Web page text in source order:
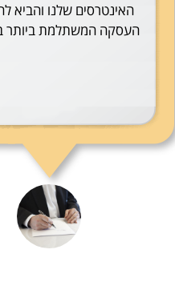
האינטרסים שלנו והביא
העסקה המשתלמת ביותר